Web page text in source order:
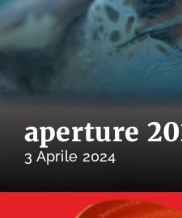
aperture
3 Aprile 2024